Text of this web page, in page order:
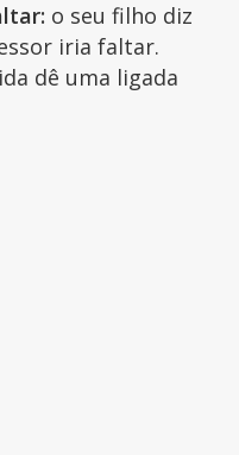
o seu filho diz
iria faltar.
dê uma ligada